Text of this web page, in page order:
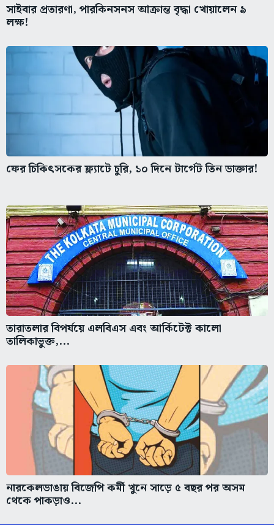
সাইবার প্রতারণা, পারকিনসনস আক্রান্ত বৃদ্ধা খোয়ালেন ৯
লক্ষ!
ফের চিকিৎসকের ফ্ল্যাটে চুরি, ১০ দিনে টার্গেট তিন ডাক্তার!
তারাতলার বিপর্যয়ে এলবিএস এবং আর্কিটেক্ট কালো
তালিকাভুক্ত,...
নারকেলডাঙায় বিজেপি কর্মী খুনে সাড়ে ৫ বছর পর অসম
থেকে পাকড়াও...